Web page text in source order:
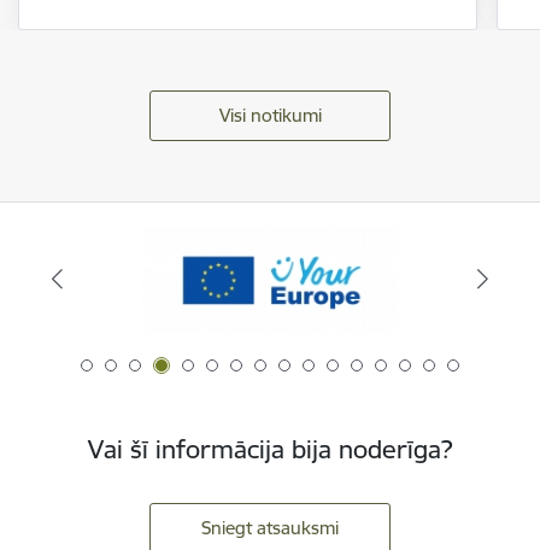
Visi notikumi
Vai šī informācija bija noderīga?
Sniegt atsauksmi